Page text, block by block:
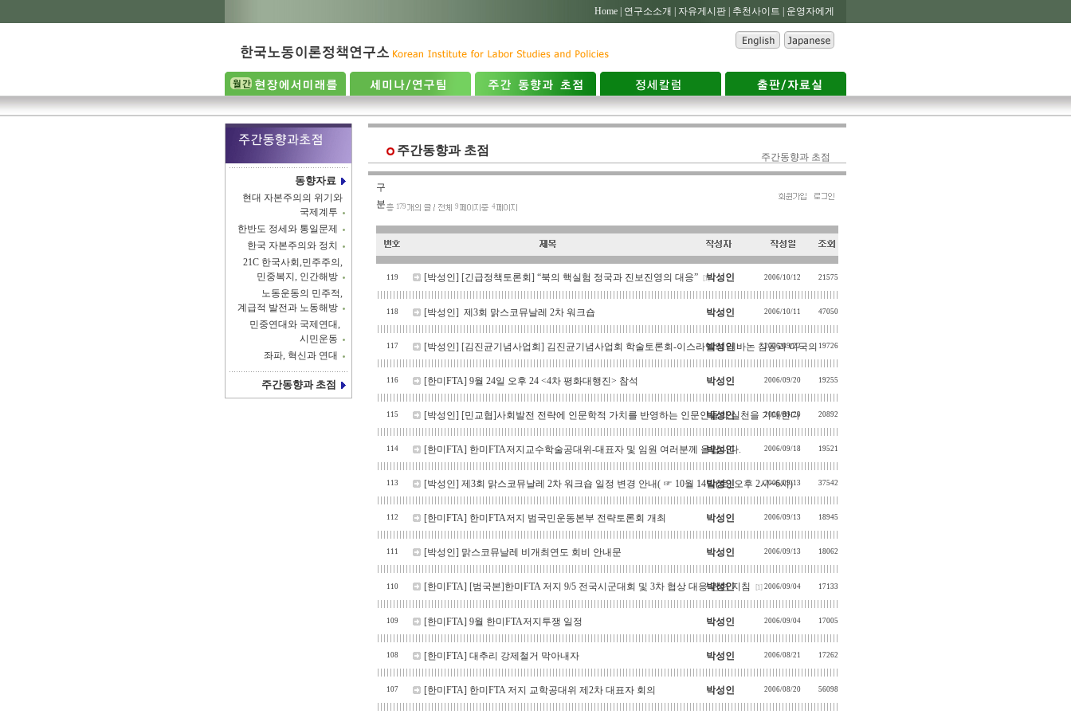
Home | 연구소소개 | 자유게시판 | 추천사이트 | 운영자에게
동향자료
현대 자본주의의 위기와
국제계투
한반도 정세와 통일문제
한국 자본주의와 정치
21C 한국사회,민주주의,
민중복지, 인간해방
노동운동의 민주적,
계급적 발전과 노동해방
민중연대와 국제연대,
시민운동
좌파, 혁신과 연대
주간동향과 초점
주간동향과 초점 주간동향과 초점
구
분
179 9 4
119 [박성인] [긴급정책토론회] “북의 핵실험 정국과 진보진영의 대응” [1]박성인 2006/10/12 21575
118 [박성인] 제3회 맑스코뮤날레 2차 워크숍 박성인 2006/10/11 47050
117 [박성인] [김진균기념사업회] 김진균기념사업회 학술토론회-이스라엘의 레바논 침공과 미국의
박성인 2006/09/22 19726
116 [한미FTA] 9월 24일 오후 24 <4차 평화대행진> 참석 박성인 2006/09/20 19255
115 [박성인] [민교협]사회발전 전략에 인문학적 가치를 반영하는 인문인들의 실천을 기대한다
박성인 2006/09/20 20892
114 [한미FTA] 한미FTA저지교수학술공대위-대표자 및 임원 여러분께 올립니다.
박성인 2006/09/18 19521
113 [박성인] 제3회 맑스코뮤날레 2차 워크숍 일정 변경 안내( ☞ 10월 14일(토) 오후 2시~6시)
박성인 2006/09/13 37542
112 [한미FTA] 한미FTA저지 범국민운동본부 전략토론회 개최 박성인 2006/09/13 18945
111 [박성인] 맑스코뮤날레 비개최연도 회비 안내문 박성인 2006/09/13 18062
110 [한미FTA] [범국본]한미FTA 저지 9/5 전국시군대회 및 3차 협상 대응 관련 지침 [1]
박성인 2006/09/04 17133
109 [한미FTA] 9월 한미FTA저지투쟁 일정 박성인 2006/09/04 17005
108 [한미FTA] 대추리 강제철거 막아내자 박성인 2006/08/21 17262
107 [한미FTA] 한미FTA 저지 교학공대위 제2차 대표자 회의 박성인 2006/08/20 56098